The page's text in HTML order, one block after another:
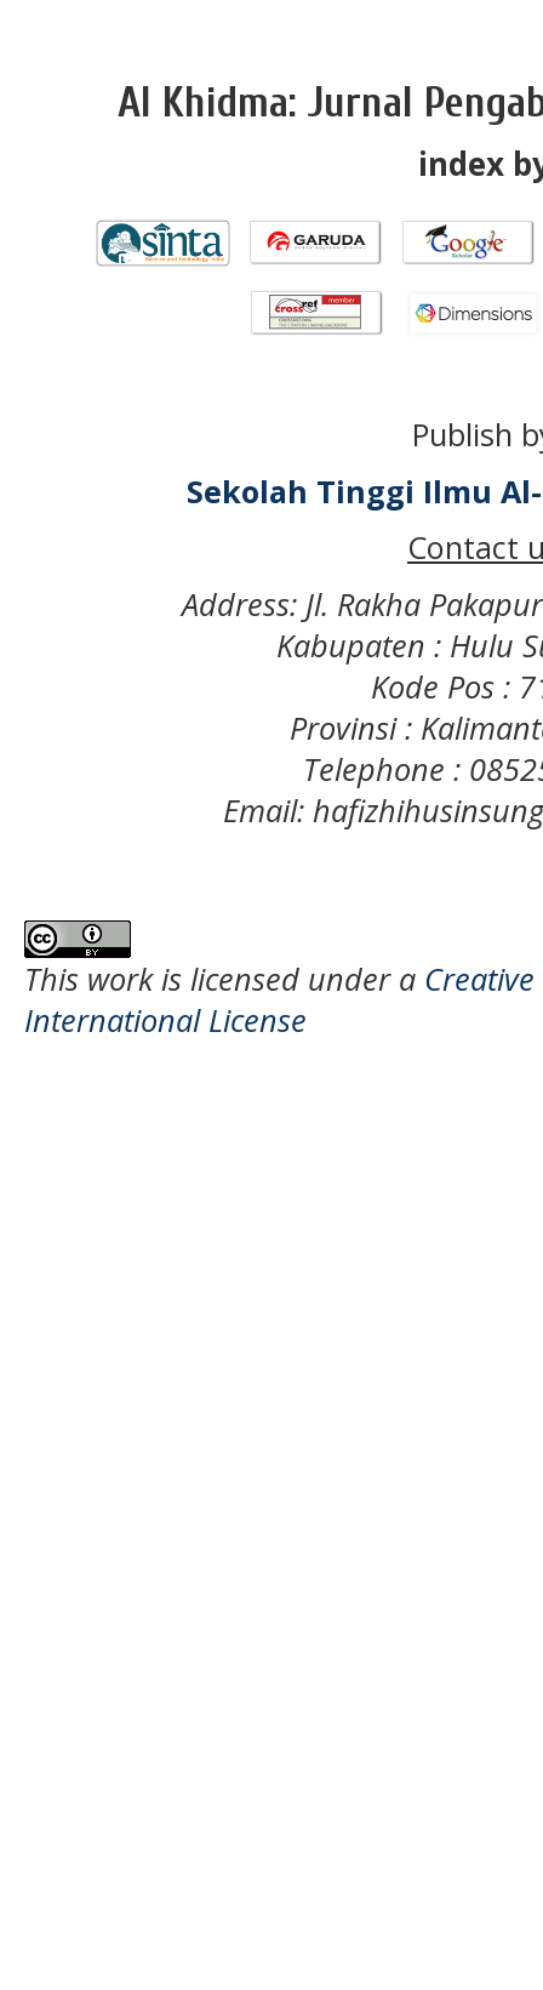
Al Khidma: Jurnal
index
Publish
Sekolah Tinggi Ilmu
Contact
Address: Jl. Rakha
Kabupaten : Hulu
Kode Pos :
Provinsi :
Telephone :
Email:
This work is licensed under a
International License